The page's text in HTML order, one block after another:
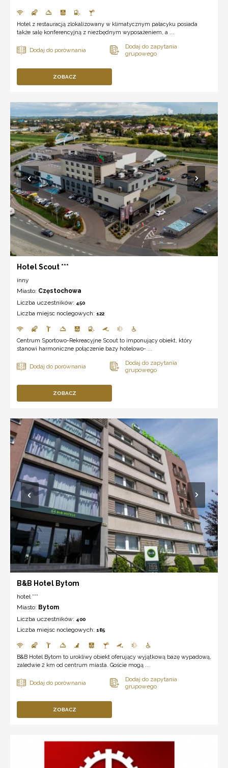
Hotel z restauracją zlokalizowany w klimatycznym pałacyku posiada
także salę konferencyjną z niezbędnym wyposażeniem, a ...
ZOBACZ
Hotel Scout ***
inny
Miasto: Częstochowa
Liczba uczestników: 450
Liczba miejsc noclegowych: 122
Centrum Sportowo-Rekreacyjne Scout to imponujący obiekt, który
stanowi harmoniczne połączenie bazy hotelowo- ...
ZOBACZ
B&B Hotel Bytom
hotel ***
Miasto: Bytom
Liczba uczestników: 400
Liczba miejsc noclegowych: 185
B&B Hotel Bytom to urokliwy obiekt oferujący wyjątkową bazę wypadową,
zaledwie 2 km od centrum miasta. Goście mogą ...
ZOBACZ